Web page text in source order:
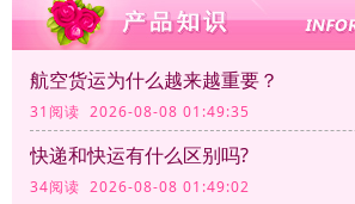
航空货运为什么越来越重要？
31阅读 2026-08-08 01:49:35
快递和快运有什么区别吗?
34阅读 2026-08-08 01:49:02